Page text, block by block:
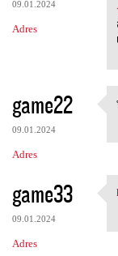
09.01.2024
Adres
game22
09.01.2024
Adres
game33
09.01.2024
Adres